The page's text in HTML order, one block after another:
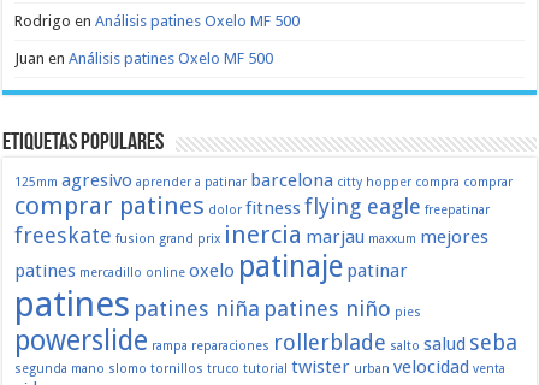
Rodrigo enAnálisis patines Oxelo MF 500
Juan enAnálisis patines Oxelo MF 500
Etiquetas populares
125mm agresivo aprender a patinar barcelona citty hopper compra comprar
comprar patines dolor fitnessflying eagle freepatinar
freeskate fusion grand prix inercia marjau maxxum mejores
patines mercadillo online oxelo patinaje patinar
patines patines niña patines niño pies
powerslide rampa reparaciones rollerblade salto salud seba
segunda mano slomo tornillos truco tutorial twister urban velocidad venta